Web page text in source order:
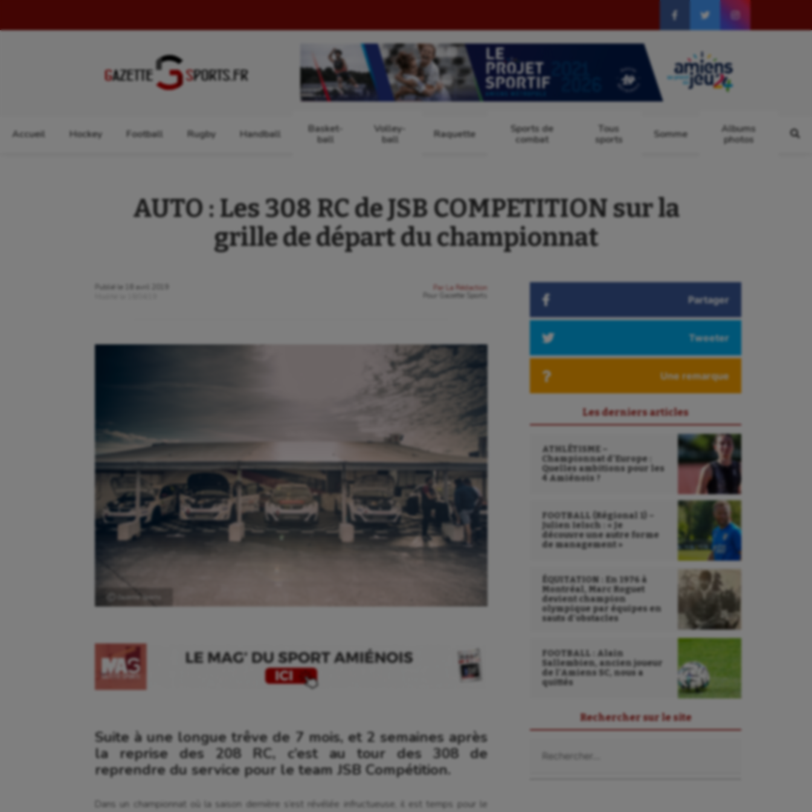
Accueil Hockey Football Rugby Handball
Basket-
ball
Volley-
ball
Raquette
Sports de
combat
Tous
sports
Somme
Albums
photos
AUTO : Les 308 RC de JSB COMPETITION sur la
grille de départ du championnat
Publié le
18 avril 2019
Par
La Rédaction
Gazette Sports
Ⓒ Gazette Sports
Suite à une longue trêve de 7 mois, et 2 semaines après
la reprise des 208 RC, c’est au tour des 308 de
reprendre du service pour le team JSB Compétition.
Dans un championnat où la saison dernière s’est révélée infructueuse, il est temps pour le
Partager
Tweeter
Une remarque
Les derniers articles
ATHLÉTISME –
Championnat d’Europe :
Quelles ambitions pour les
4 Amiénois ?
FOOTBALL (Régional 1) –
Julien Ielsch : « Je
découvre une autre forme
de management »
ÉQUITATION : En 1976 à
Montréal, Marc Roguet
devient champion
olympique par équipes en
sauts d’obstacles
FOOTBALL : Alain
Sallembien, ancien joueur
de l’Amiens SC, nous a
quittés
Rechercher sur le site